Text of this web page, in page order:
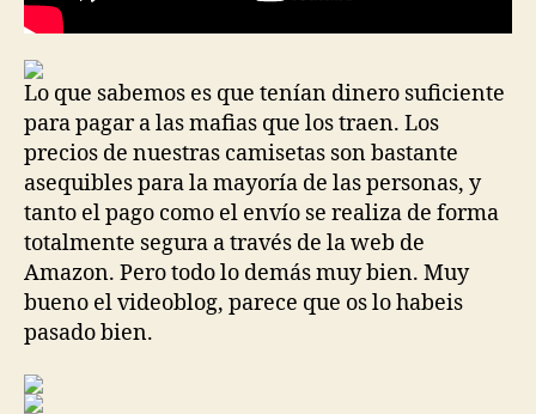
Lo que sabemos es que tenían dinero suficiente
para pagar a las mafias que los traen. Los
precios de nuestras camisetas son bastante
asequibles para la mayoría de las personas, y
tanto el pago como el envío se realiza de forma
totalmente segura a través de la web de
Amazon. Pero todo lo demás muy bien. Muy
bueno el videoblog, parece que os lo habeis
pasado bien.